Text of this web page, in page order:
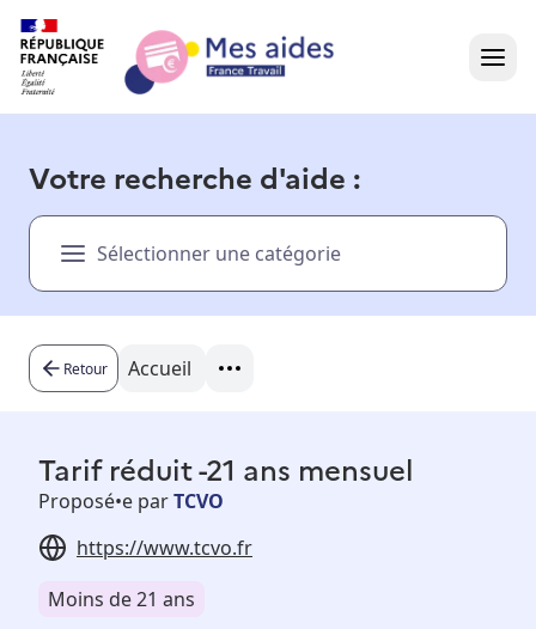
Présentation vidéo
Besoin d'aide ?
Votre recherche d'aide :
Sélectionner une catégorie
Retour Accueil
Tarif réduit -21 ans mensuel
Proposé•e parTCVO
https://www.tcvo.fr
Moins de 21 ans